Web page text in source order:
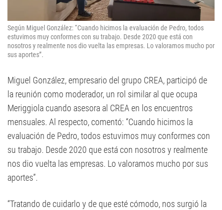
Según Miguel González: “Cuando hicimos la evaluación de Pedro, todos
estuvimos muy conformes con su trabajo. Desde 2020 que está con
nosotros y realmente nos dio vuelta las empresas. Lo valoramos mucho por
sus aportes”.
Miguel González, empresario del grupo CREA, participó de
la reunión como moderador, un rol similar al que ocupa
Meriggiola cuando asesora al CREA en los encuentros
mensuales. Al respecto, comentó: “Cuando hicimos la
evaluación de Pedro, todos estuvimos muy conformes con
su trabajo. Desde 2020 que está con nosotros y realmente
nos dio vuelta las empresas. Lo valoramos mucho por sus
aportes”.
“Tratando de cuidarlo y de que esté cómodo, nos surgió la